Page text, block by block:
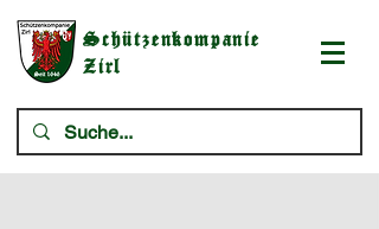
Schützenkompanie
Zirl